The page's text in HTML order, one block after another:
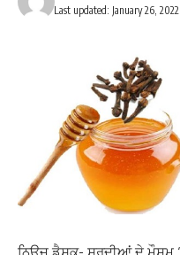
Last updated: January 26,